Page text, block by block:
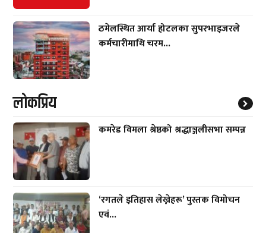
ठमेलस्थित आर्या होटलका सुपरभाइजरले
कर्मचारीमाथि चरम...
लाेकप्रिय
कमरेड विमला श्रेष्ठको श्रद्धाञ्जलीसभा सम्पन्न
‘रगतले इतिहास लेख्नेहरू’ पुस्तक विमोचन
एवं...